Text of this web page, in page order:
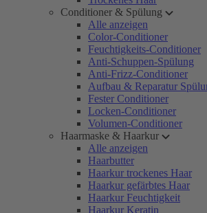
Conditioner & Spülung
Alle anzeigen
Color-Conditioner
Feuchtigkeits-Conditioner
Anti-Schuppen-Spülung
Anti-Frizz-Conditioner
Aufbau & Reparatur
Fester Conditioner
Locken-Conditioner
Volumen-Conditioner
Haarmaske & Haarkur
Alle anzeigen
Haarbutter
Haarkur trockenes Haar
Haarkur gefärbtes Haar
Haarkur Feuchtigkeit
Haarkur Keratin